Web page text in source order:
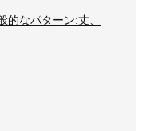
的なパターン:丈、